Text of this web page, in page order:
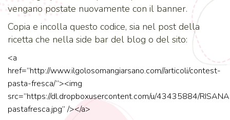
vengano postate nuovamente con il banner.
Copia e incolla questo codice, sia nel post della
ricetta che nella side bar del blog o del sito:
<a
href=”http://www.ilgolosomangiarsano.com//articoli/contest-
pasta-fresca/”><img
src=”https://dl.dropboxusercontent.com/u/43435884/
pastafresca.jpg” /></a>